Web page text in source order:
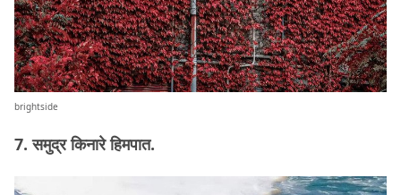
brightside
7. समुद्र किनारे हिमपात.